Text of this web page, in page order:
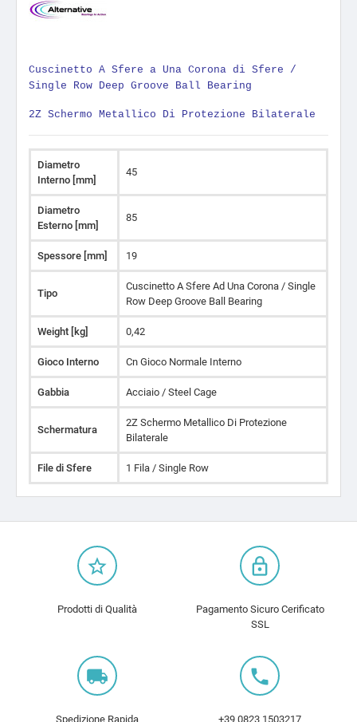
Cuscinetto A Sfere a Una Corona di Sfere /
Single Row Deep Groove Ball Bearing
2Z Schermo Metallico Di Protezione Bilaterale
Diametro
Interno [mm]
45
Diametro
Esterno [mm]
85
Spessore [mm] 19
Tipo
Cuscinetto A Sfere Ad Una Corona / Single
Row Deep Groove Ball Bearing
Weight [kg] 0,42
Gioco Interno Cn Gioco Normale Interno
Gabbia Acciaio / Steel Cage
Schermatura
2Z Schermo Metallico Di Protezione
Bilaterale
File di Sfere 1 Fila / Single Row
star_border
Prodotti di Qualità
lock_outline
Pagamento Sicuro Cerificato
SSL
local_shipping
Spedizione Rapida
local_phone
+39 0823 1503217